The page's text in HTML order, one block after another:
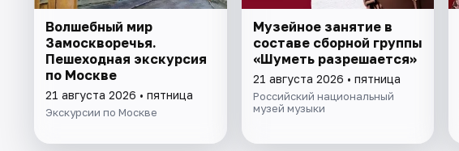
Волшебный мир
Замоскворечья.
Пешеходная экскурсия
по Москве
21 августа 2026 • пятница
Экскурсии по Москве
Музейное занятие в
составе сборной группы
«Шуметь разрешается»
21 августа 2026 • пятница
Российский национальный
музей музыки